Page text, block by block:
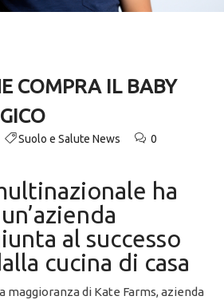
COMPRA IL BABY
Suolo e Salute News 0
ha
al successo
cucina di casa
maggioranza di Kate Farms, azienda